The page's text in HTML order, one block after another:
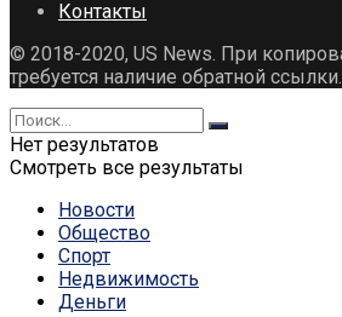
Контакты
© 2018-2020, US News. При
требуется наличие обратной ссылки.
Нет результатов
Смотреть все результаты
Новости
Общество
Спорт
Недвижимость
Деньги